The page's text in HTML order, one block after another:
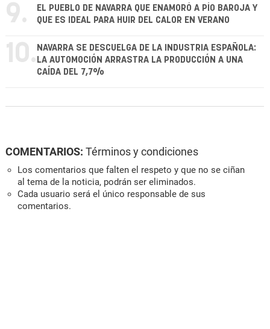
9.
EL PUEBLO DE NAVARRA QUE ENAMORÓ A PÍO BAROJA Y
QUE ES IDEAL PARA HUIR DEL CALOR EN VERANO
10. NAVARRA SE DESCUELGA DE LA INDUSTRIA ESPAÑOLA:
LA AUTOMOCIÓN ARRASTRA LA PRODUCCIÓN A UNA
CAÍDA DEL 7,7%
COMENTARIOS: Términos y condiciones
Los comentarios que falten el respeto y que no se ciñan
al tema de la noticia, podrán ser eliminados.
Cada usuario será el único responsable de sus
comentarios.